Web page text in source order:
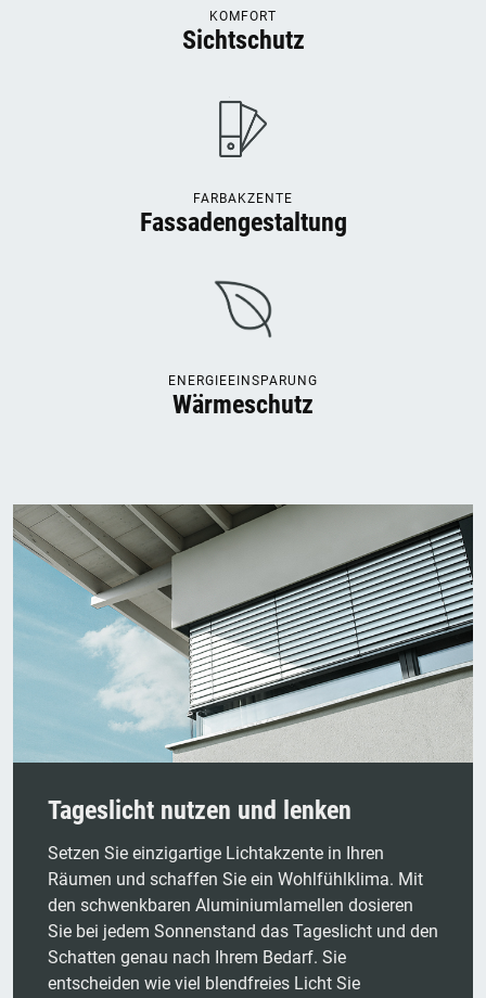
KOMFORT
Sichtschutz
FARBAKZENTE
Fassadengestaltung
ENERGIEEINSPARUNG
Wärmeschutz
Tageslicht nutzen und lenken
Setzen Sie einzigartige Lichtakzente in Ihren
Räumen und schaffen Sie ein Wohlfühlklima. Mit
den schwenkbaren Aluminiumlamellen dosieren
Sie bei jedem Sonnenstand das Tageslicht und den
Schatten genau nach Ihrem Bedarf. Sie
entscheiden wie viel blendfreies Licht Sie